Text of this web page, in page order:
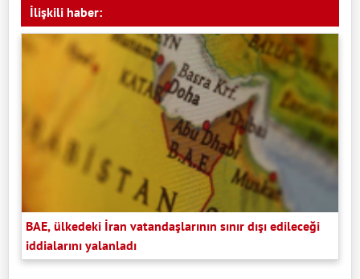
İlişkili haber:
BAE, ülkedeki İran vatandaşlarının sınır dışı edileceği
iddialarını yalanladı